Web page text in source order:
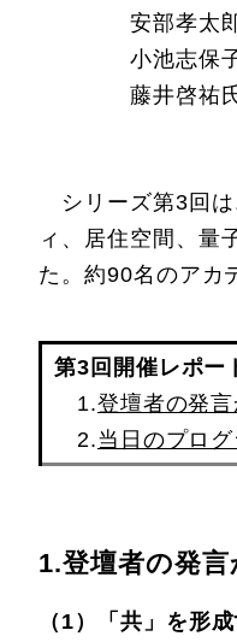
安部孝太郎氏
小池志保子氏
藤井啓祐氏（
シリーズ第3回は
ィ、居住空間、量
た。約90名のアカ
第3回開催レポ
1.登壇者の発
2.当日のプログ
1.登壇者の発
（1）「共」を形